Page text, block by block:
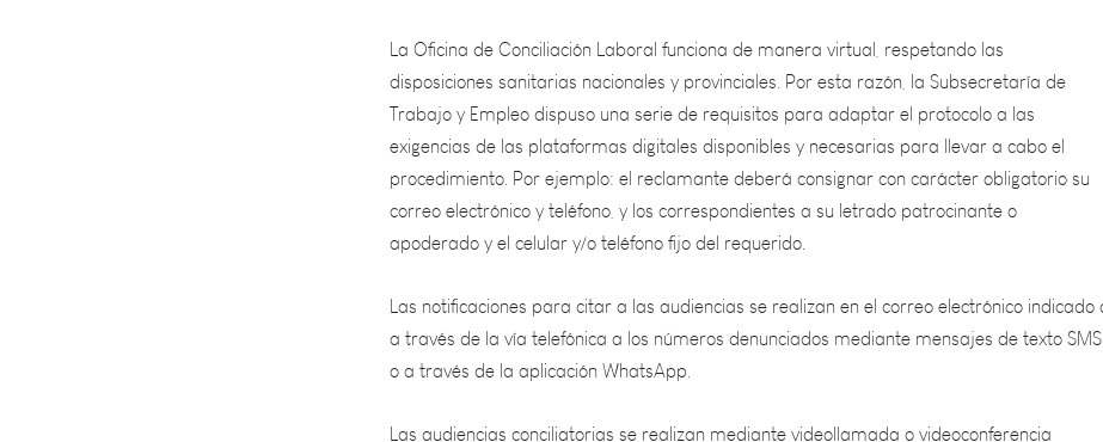
disposiciones sanitarias nacionales y provinciales. Por esta razón, la Subsecretaría de
Trabajo y Empleo dispuso una serie de requisitos para adaptar el protocolo a las
exigencias de las plataformas digitales disponibles y necesarias para llevar a cabo el
procedimiento. Por ejemplo: el reclamante deberá consignar con carácter obligatorio su
correo electrónico y teléfono, y los correspondientes a su letrado patrocinante o
apoderado y el celular y/o teléfono fijo del requerido.
Las notificaciones para citar a las audiencias se realizan en el correo electrónico indicado o
a través de la vía telefónica a los números denunciados mediante mensajes de texto SMS
o a través de la aplicación WhatsApp.
Las audiencias conciliatorias se realizan mediante videollamada o videoconferencia